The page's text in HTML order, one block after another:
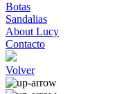
Botas
Sandalias
About Lucy
Contacto
Volver